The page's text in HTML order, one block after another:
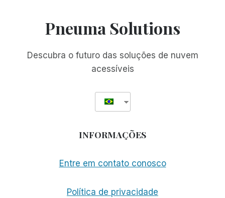
FINALISTA
TEKNE
Pneuma Solutions
Descubra o futuro das soluções de nuvem
acessíveis
INFORMAÇÕES
Entre em contato conosco
Política de privacidade